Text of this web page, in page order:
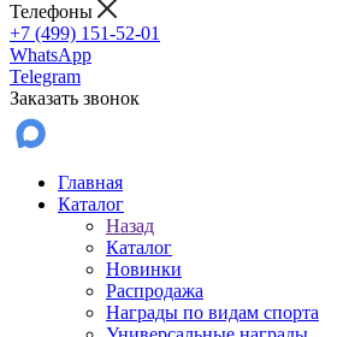
Телефоны
+7 (499) 151-52-01
WhatsApp
Telegram
Заказать звонок
Главная
Каталог
Назад
Каталог
Новинки
Распродажа
Награды по видам спорта